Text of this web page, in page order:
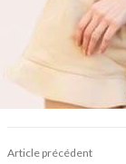
Article précédent